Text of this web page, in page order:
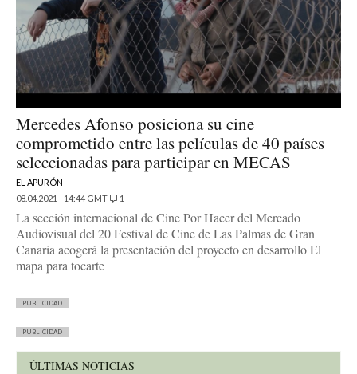
Mercedes Afonso posiciona su cine
comprometido entre las películas de 40 países
seleccionadas para participar en MECAS
EL APURÓN
08.04.2021 - 14:44 GMT
1
La sección internacional de Cine Por Hacer del Mercado
Audiovisual del 20 Festival de Cine de Las Palmas de Gran
Canaria acogerá la presentación del proyecto en desarrollo El
mapa para tocarte
PUBLICIDAD
PUBLICIDAD
ÚLTIMAS NOTICIAS